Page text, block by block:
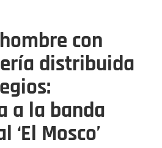
con
distribuida
a la banda
Mosco’